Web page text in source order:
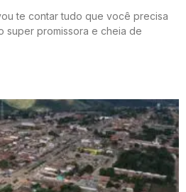
te contar tudo que você precisa
super promissora e cheia de